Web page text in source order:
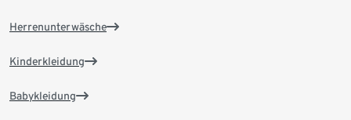
Herrenunterwäsche
Kinderkleidung
Babykleidung